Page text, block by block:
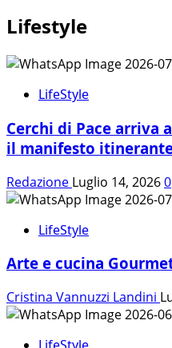
Lifestyle
LifeStyle
Cerchi di Pace arriva
il manifesto
Redazione Luglio 14, 20260
LifeStyle
Arte e cucina
Cristina Vannuzzi Landini